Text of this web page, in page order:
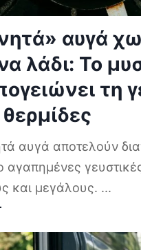
αυγά
λάδι: Το
τη
αυγά αποτελούν
αγαπημένες
και μεγάλους. ...